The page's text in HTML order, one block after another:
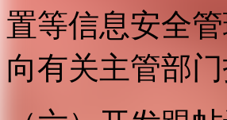
置等信息安全
向有关主管部门